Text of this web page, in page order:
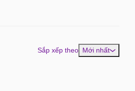
Sắp xếp theo Mới nhất